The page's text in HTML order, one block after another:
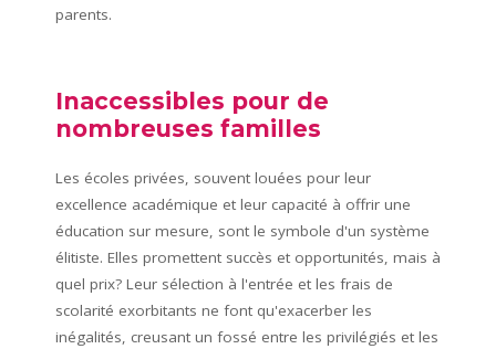
parents.
Inaccessibles pour de
nombreuses familles
Les écoles privées, souvent louées pour leur
excellence académique et leur capacité à offrir une
éducation sur mesure, sont le symbole d'un système
élitiste. Elles promettent succès et opportunités, mais à
quel prix? Leur sélection à l'entrée et les frais de
scolarité exorbitants ne font qu'exacerber les
inégalités, creusant un fossé entre les privilégiés et les